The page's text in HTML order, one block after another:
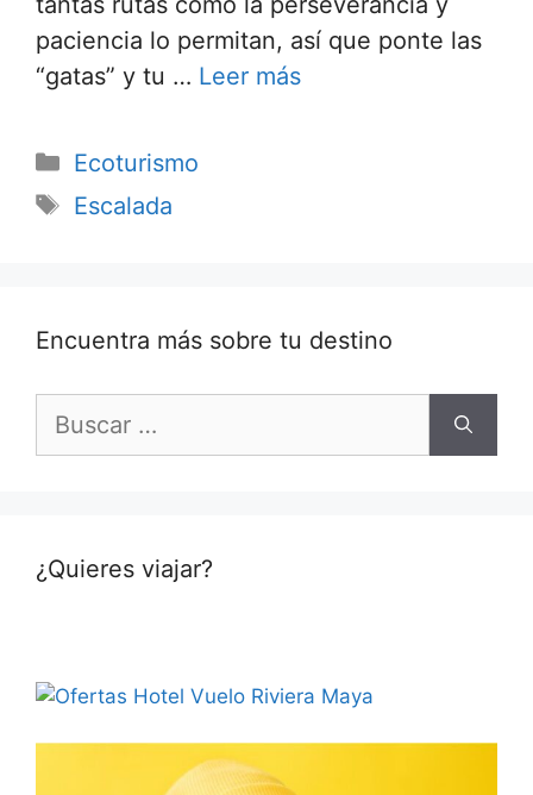
paciencia lo permitan, así que ponte las
“gatas” y tu … Leer más
Categorías
Ecoturismo
Etiquetas
Escalada
Encuentra más sobre tu destino
¿Quieres viajar?